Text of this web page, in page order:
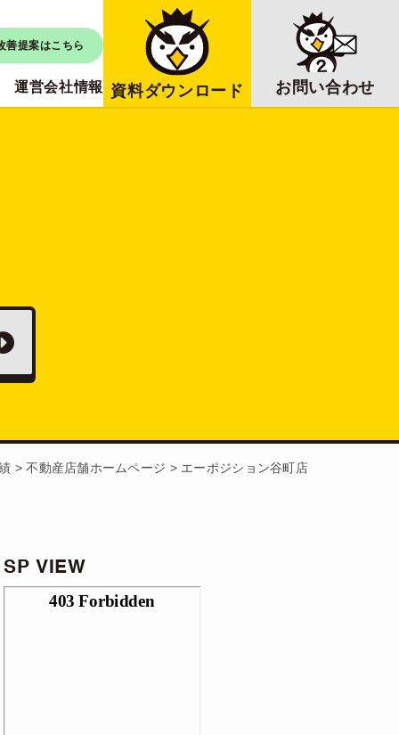
善提案はこちら
運営会社情報 資料ダウンロード お問い合わせ
>不動産店舗ホームページ > エーポジション谷町店
SP VIEW